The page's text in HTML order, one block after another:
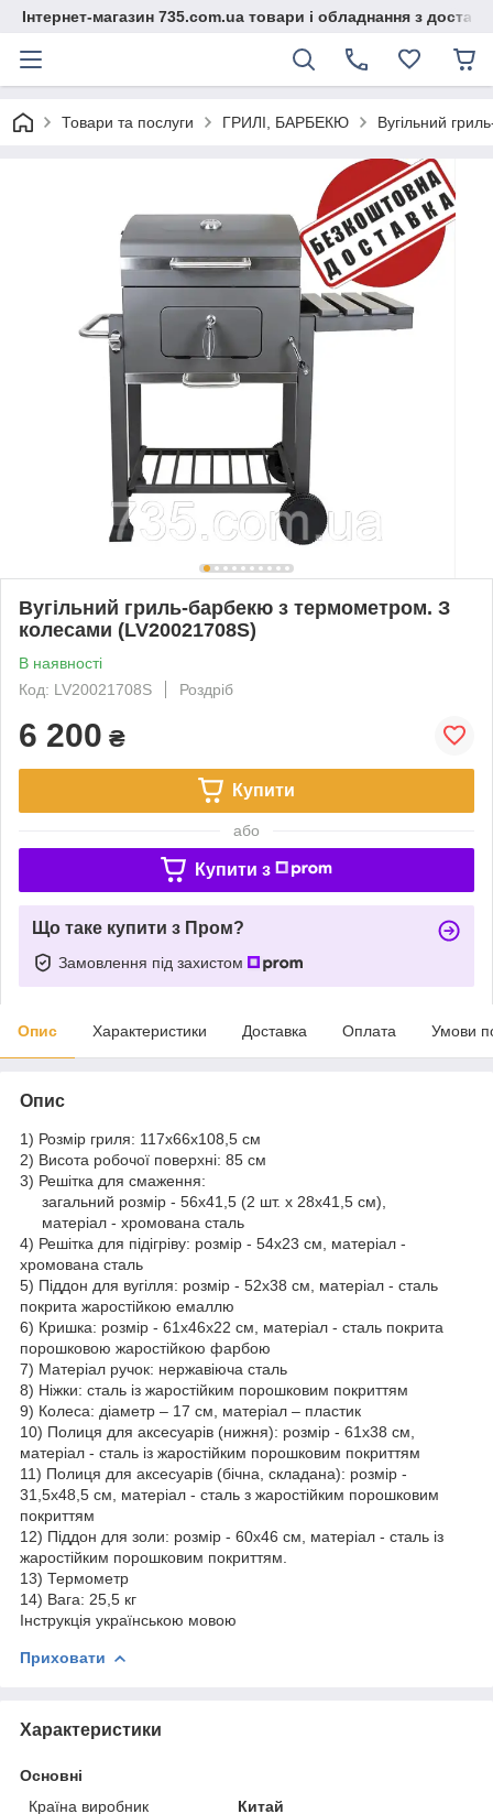
Інтернет-магазин 735.com.ua товари і обладнання з
Товари та послуги ГРИЛІ, БАРБЕКЮ Вугільний
Вугільний гриль-барбекю з термометром. З
колесами (LV20021708S)
В наявності
Код: LV20021708S
Роздріб
6 200 ₴
Купити
або
Купити з
Що таке купити з Пром?
Замовлення під захистом
Опис Характеристики Доставка Оплата Умови
Опис
1) Розмір гриля: 117x66x108,5 см
2) Висота робочої поверхні: 85 см
3) Решітка для смаження:
загальний розмір - 56х41,5 (2 шт. х 28x41,5 см),
матеріал - хромована сталь
4) Решітка для підігріву: розмір - 54x23 см, матеріал -
хромована сталь
5) Піддон для вугілля: розмір - 52x38 см, матеріал - сталь
покрита жаростійкою емаллю
6) Кришка: розмір - 61x46x22 см, матеріал - сталь покрита
порошковою жаростійкою фарбою
7) Матеріал ручок: нержавіюча сталь
8) Ніжки: сталь із жаростійким порошковим покриттям
9) Колеса: діаметр – 17 см, матеріал – пластик
10) Полиця для аксесуарів (нижня): розмір - 61x38 см,
матеріал - сталь із жаростійким порошковим покриттям
11) Полиця для аксесуарів (бічна, складана): розмір -
31,5x48,5 см, матеріал - сталь з жаростійким порошковим
покриттям
12) Піддон для золи: розмір - 60x46 см, матеріал - сталь із
жаростійким порошковим покриттям.
13) Термометр
14) Вага: 25,5 кг
Інструкція українською мовою
Приховати
Характеристики
Основні
Країна виробник
Китай